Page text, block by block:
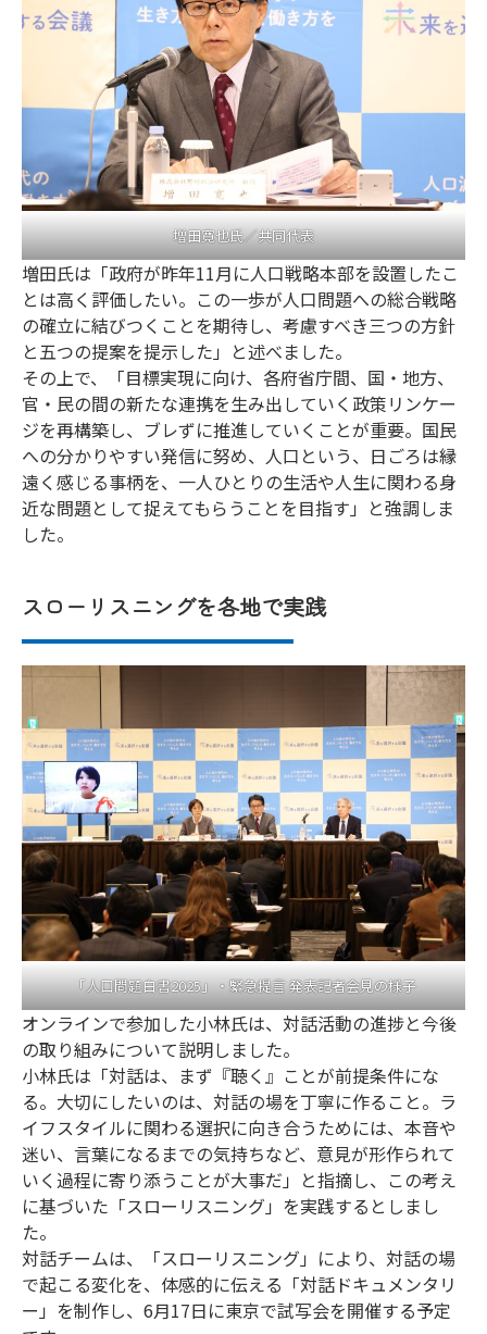
増田寛也氏／共同代表
増田氏は「政府が昨年11月に人口戦略本部を設置したこ
とは高く評価したい。この一歩が人口問題への総合戦略
の確立に結びつくことを期待し、考慮すべき三つの方針
と五つの提案を提示した」と述べました。
その上で、「目標実現に向け、各府省庁間、国・地方、
官・民の間の新たな連携を生み出していく政策リンケー
ジを再構築し、ブレずに推進していくことが重要。国民
への分かりやすい発信に努め、人口という、日ごろは縁
遠く感じる事柄を、一人ひとりの生活や人生に関わる身
近な問題として捉えてもらうことを目指す」と強調しま
した。
スローリスニングを各地で実践
「人口問題白書2025」・緊急提言 発表記者会見の様子
オンラインで参加した小林氏は、対話活動の進捗と今後
の取り組みについて説明しました。
小林氏は「対話は、まず『聴く』ことが前提条件にな
る。大切にしたいのは、対話の場を丁寧に作ること。ラ
イフスタイルに関わる選択に向き合うためには、本音や
迷い、言葉になるまでの気持ちなど、意見が形作られて
いく過程に寄り添うことが大事だ」と指摘し、この考え
に基づいた「スローリスニング」を実践するとしまし
た。
対話チームは、「スローリスニング」により、対話の場
で起こる変化を、体感的に伝える「対話ドキュメンタリ
ー」を制作し、6月17日に東京で試写会を開催する予定